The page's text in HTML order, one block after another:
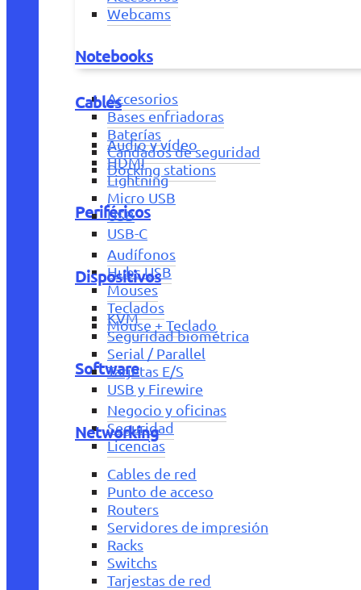
Webcams
Notebooks
Accesorios
Bases enfriadoras
Baterías
Candados de seguridad
Docking stations
Periféricos
Audífonos
Hubs USB
Mouses
Teclados
Mouse + Teclado
Software
Negocio y oficinas
Seguridad
Licencias
Cables
Audio y vídeo
HDMI
Lightning
Micro USB
USB
USB-C
Dispositivos
KVM
Seguridad biométrica
Serial / Parallel
Tarjetas E/S
USB y Firewire
Networking
Cables de red
Punto de acceso
Routers
Servidores de impresión
Racks
Switchs
Tarjestas de red